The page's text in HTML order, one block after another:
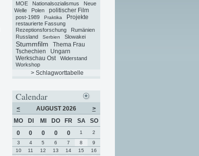
MOE
Nationalsozialismus
Neue
Welle
Polen politischer Film
post-1989 Praktika Projekte
restaurierte Fassung
Rezeptionsforschung
Rumänien
Russland
Serbien Slowakei
Stummfilm
Thema Frau
Tschechien
Ungarn
Werkschau Ost
Widerstand
Workshop
> Schlagworttabelle
Calendar
< AUGUST 2026
>
MO
DI MI DO FR SA
SO
0
0 0 0 0 1
2
3
4 5 6 7 8
9
10
11 12 13 14 15
16